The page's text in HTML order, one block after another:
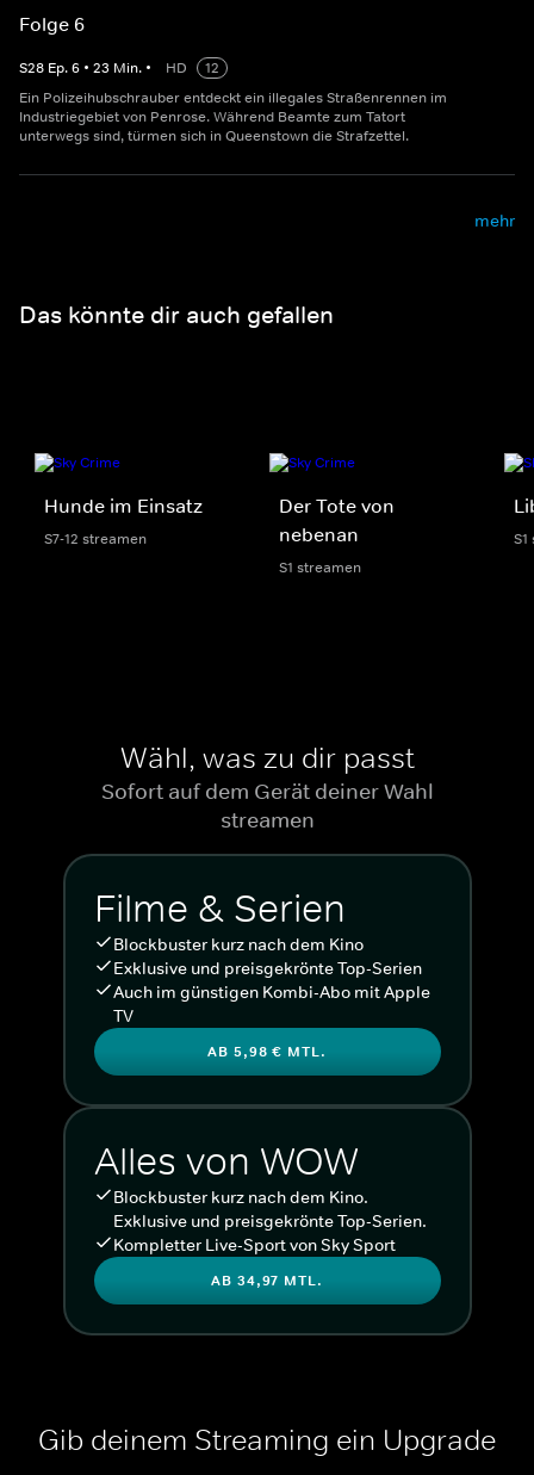
Folge 6
S28 Ep.6 • 23 Min. • HD
12
Ein Polizeihubschrauber entdeckt ein illegales Straßenrennen im
Industriegebiet von Penrose. Während Beamte zum Tatort
unterwegs sind, türmen sich in Queenstown die Strafzettel.
mehr
Das könnte dir auch gefallen
Hunde im Einsatz
S7-12 streamen
Der Tote von
nebenan
S1 streamen
Wähl, was zu dir passt
Sofort auf dem Gerät deiner Wahl
streamen
Filme & Serien
Blockbuster kurz nach dem Kino
Exklusive und preisgekrönte Top-Serien
Auch im günstigen Kombi-Abo mit Apple
TV
AB 5,98 € MTL.
Alles von WOW
Blockbuster kurz nach dem Kino.
Exklusive und preisgekrönte Top-Serien.
Kompletter Live-Sport von Sky Sport
AB 34,97 MTL.
Gib deinem Streaming ein Upgrade